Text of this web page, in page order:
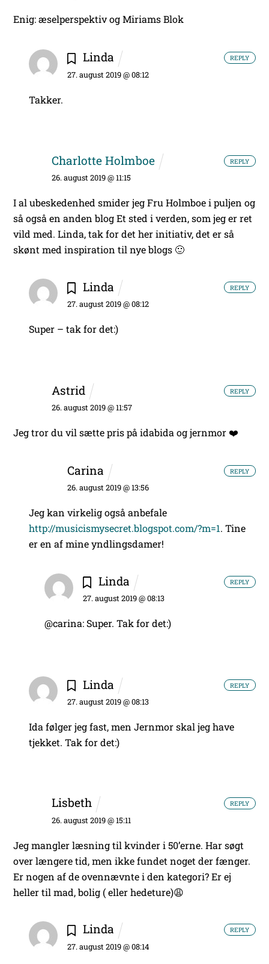
Enig: æselperspektiv og Miriams Blok
Linda
27. august 2019 @ 08:12
Takker.
REPLY
Charlotte Holmboe
26. august 2019 @ 11:15
I al ubeskedenhed smider jeg Fru Holmboe i puljen og
så også en anden blog Et sted i verden, som jeg er ret
vild med. Linda, tak for det her initiativ, det er så
skønt med inspiration til nye blogs 🙂
REPLY
Linda
27. august 2019 @ 08:12
Super – tak for det:)
REPLY
Astrid
26. august 2019 @ 11:57
Jeg tror du vil sætte pris på idabida og jernmor ❤️
REPLY
Carina
26. august 2019 @ 13:56
Jeg kan virkelig også anbefale
http://musicismysecret.blogspot.com/?m=1. Tine
er en af mine yndlingsdamer!
REPLY
Linda
27. august 2019 @ 08:13
@carina: Super. Tak for det:)
REPLY
Linda
27. august 2019 @ 08:13
Ida følger jeg fast, men Jernmor skal jeg have
tjekket. Tak for det:)
REPLY
Lisbeth
26. august 2019 @ 15:11
Jeg mangler læsning til kvinder i 50’erne. Har søgt
over længere tid, men ikke fundet noget der fænger.
Er nogen af de ovennævnte i den kategori? Er ej
heller til mad, bolig ( eller hedeture)😩
REPLY
Linda
27. august 2019 @ 08:14
REPLY